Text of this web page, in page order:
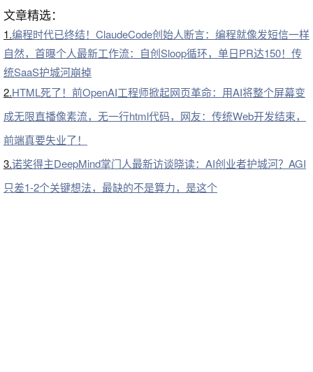
文章精选：
1.编程时代已终结！ClaudeCode创始人断言：编程就像发短信一样
自然，首曝个人最新工作流：自创Sloop循环，单日PR达150！传
统SaaS护城河崩掉
2.HTML死了！前OpenAI工程师掀起网页革命：用AI将整个屏幕变
成无限直播像素流，无一行html代码，网友：传统Web开发结束，
前端真要失业了！
3.诺奖得主DeepMind掌门人最新访谈晓读：AI创业者护城河？AGI
只差1-2个关键想法，最缺的不是算力，是这个